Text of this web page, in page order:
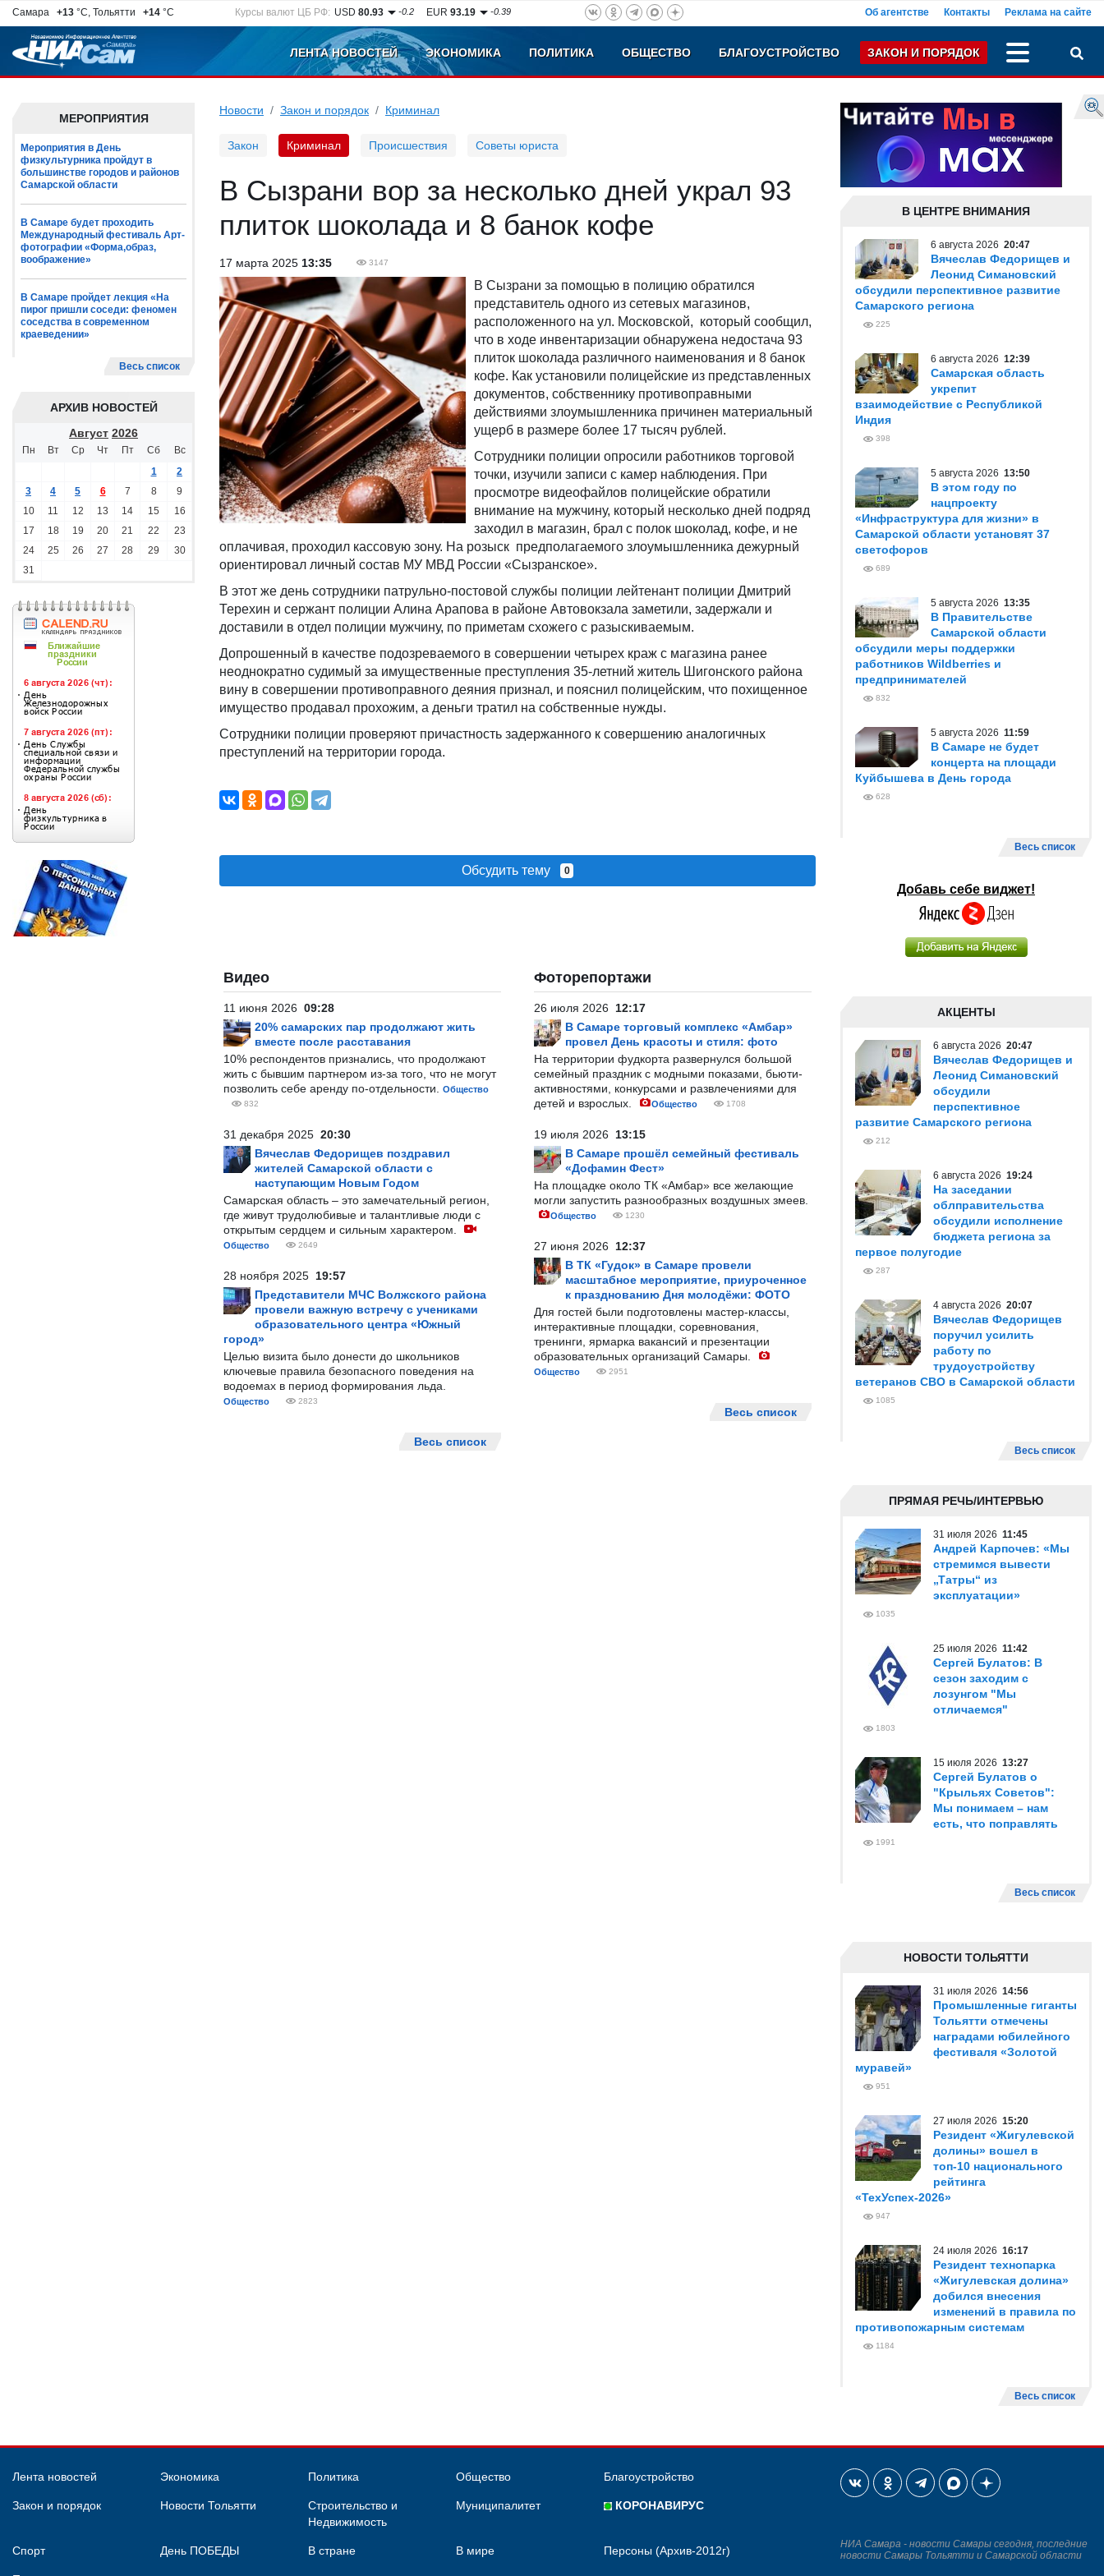
Самара +13 °C, Тольятти +14 °C Курсы валют ЦБ РФ: USD80.93 -0.2 EUR93.19 -0.39 Об агентстве Контакты Реклама на сайте
ЛЕНТА НОВОСТЕЙ ЭКОНОМИКА ПОЛИТИКА ОБЩЕСТВО БЛАГОУСТРОЙСТВО ЗАКОН И ПОРЯДОК
МЕРОПРИЯТИЯ
Мероприятия в День
физкультурника пройдут в
большинстве городов и районов
Самарской области
В Самаре будет проходить
Международный фестиваль Арт-
фотографии «Форма,образ,
воображение»
В Самаре пройдет лекция «На
пирог пришли соседи: феномен
соседства в современном
краеведении»
Весь список
АРХИВ НОВОСТЕЙ
Август 2026
Пн Вт Ср Чт Пт Сб
Вс
1
2
3
4 5 6 7 8
9
10
11 12 13 14 15
16
17
18 19 20 21 22
23
24
25 26 27 28 29
30
31
Новости Закон и порядок Криминал
Закон Криминал Происшествия Советы юриста
В Сызрани вор за несколько дней украл 93
плиток шоколада и 8 банок кофе
17 марта 2025 13:35 3147
В Сызрани за помощью в полицию обратился
представитель одного из сетевых магазинов,
расположенного на ул. Московской, который сообщил,
что в ходе инвентаризации обнаружена недостача 93
плиток шоколада различного наименования и 8 банок
кофе. Как установили полицейские из представленных
документов, собственнику противоправными
действиями злоумышленника причинен материальный
ущерб в размере более 17 тысяч рублей.
Сотрудники полиции опросили работников торговой
точки, изучили записи с камер наблюдения. При
просмотре видеофайлов полицейские обратили
внимание на мужчину, который несколько дней подряд
заходил в магазин, брал с полок шоколад, кофе, и не
оплачивая, проходил кассовую зону. На розыск предполагаемого злоумышленника дежурный
ориентировал личный состав МУ МВД России «Сызранское».
В этот же день сотрудники патрульно-постовой службы полиции лейтенант полиции Дмитрий
Терехин и сержант полиции Алина Арапова в районе Автовокзала заметили, задержали и
доставили в отдел полиции мужчину, по приметам схожего с разыскиваемым.
Допрошенный в качестве подозреваемого в совершении четырех краж с магазина ранее
неоднократно судимый за имущественные преступления 35-летний житель Шигонского района
вину в совершении противоправного деяния признал, и пояснил полицейским, что похищенное
имущество продавал прохожим, а деньги тратил на собственные нужды.
Сотрудники полиции проверяют причастность задержанного к совершению аналогичных
преступлений на территории города.
Обсудить тему 0
Видео
11 июня 2026 09:28
20% самарских пар продолжают жить
вместе после расставания
10% респондентов признались, что продолжают
жить с бывшим партнером из-за того, что не могут
позволить себе аренду по-отдельности.
Общество
832
31 декабря 2025 20:30
Вячеслав Федорищев поздравил
жителей Самарской области с
наступающим Новым Годом
Самарская область – это замечательный регион,
где живут трудолюбивые и талантливые люди с
открытым сердцем и сильным характером.
Общество 2649
28 ноября 2025 19:57
Представители МЧС Волжского района
провели важную встречу с учениками
образовательного центра «Южный
город»
Целью визита было донести до школьников
ключевые правила безопасного поведения на
водоемах в период формирования льда.
Общество 2823
Весь список
Фоторепортажи
26 июля 2026 12:17
В Самаре торговый комплекс «Амбар»
провел День красоты и стиля: фото
На территории фудкорта развернулся большой
семейный праздник с модными показами, бьюти-
активностями, конкурсами и развлечениями для
детей и взрослых.
Общество 1708
19 июля 2026 13:15
В Самаре прошёл семейный фестиваль
«Дофамин Фест»
На площадке около ТК «Амбар» все желающие
могли запустить разнообразных воздушных змеев.
Общество 1230
27 июня 2026 12:37
В ТК «Гудок» в Самаре провели
масштабное мероприятие, приуроченное
к празднованию Дня молодёжи: ФОТО
Для гостей были подготовлены мастер-классы,
интерактивные площадки, соревнования,
тренинги, ярмарка вакансий и презентации
образовательных организаций Самары.
Общество 2951
Весь список
В ЦЕНТРЕ ВНИМАНИЯ
6 августа 2026 20:47
Вячеслав Федорищев и
Леонид Симановский
обсудили перспективное развитие
Самарского региона
225
6 августа 2026 12:39
Самарская область
укрепит
взаимодействие с Республикой
Индия
398
5 августа 2026 13:50
В этом году по
нацпроекту
«Инфраструктура для жизни» в
Самарской области установят 37
светофоров
689
5 августа 2026 13:35
В Правительстве
Самарской области
обсудили меры поддержки
работников Wildberries и
предпринимателей
832
5 августа 2026 11:59
В Самаре не будет
концерта на площади
Куйбышева в День города
628
Весь список
Добавь себе виджет!
АКЦЕНТЫ
6 августа 2026 20:47
Вячеслав Федорищев и
Леонид Симановский
обсудили
перспективное
развитие Самарского региона
212
6 августа 2026 19:24
На заседании
облправительства
обсудили исполнение
бюджета региона за
первое полугодие
287
4 августа 2026 20:07
Вячеслав Федорищев
поручил усилить
работу по
трудоустройству
ветеранов СВО в Самарской области
1085
Весь список
ПРЯМАЯ РЕЧЬ/ИНТЕРВЬЮ
31 июля 2026 11:45
Андрей Карпочев: «Мы
стремимся вывести
„Татры“ из
эксплуатации»
1035
25 июля 2026 11:42
Сергей Булатов: В
сезон заходим с
лозунгом "Мы
отличаемся"
1803
15 июля 2026 13:27
Сергей Булатов о
"Крыльях Советов":
Мы понимаем – нам
есть, что поправлять
1991
Весь список
НОВОСТИ ТОЛЬЯТТИ
31 июля 2026 14:56
Промышленные гиганты
Тольятти отмечены
наградами юбилейного
фестиваля «Золотой
муравей»
951
27 июля 2026 15:20
Резидент «Жигулевской
долины» вошел в
топ-10 национального
рейтинга
«ТехУспех-2026»
947
24 июля 2026 16:17
Резидент технопарка
«Жигулевская долина»
добился внесения
изменений в правила по
противопожарным системам
1184
Весь список
Лента новостей Экономика Политика Общество Благоустройство
Закон и порядок Новости Тольятти
Строительство и
Недвижимость
Муниципалитет КОРОНАВИРУС
Спорт День ПОБЕДЫ В стране В мире Персоны (Архив-2012г)
НИА Самара - новости Самары сегодня, последние
новости Самары Тольятти и Самарской области